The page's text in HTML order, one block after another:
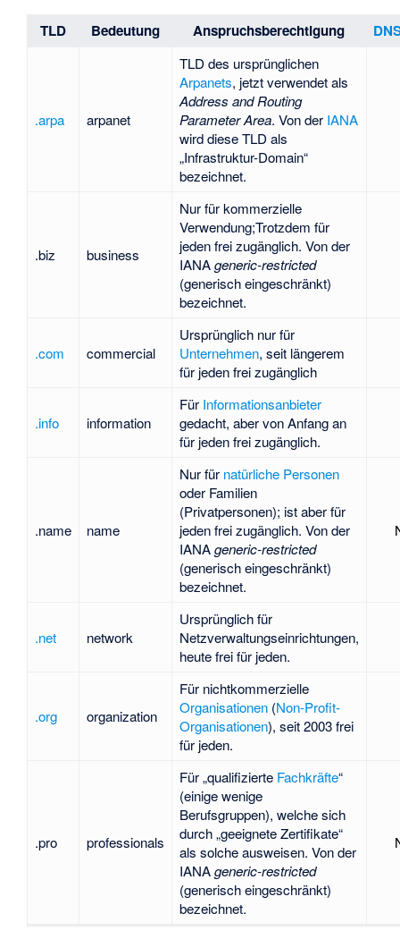
TLD Bedeutung Anspruchsberechtigung
.arpa arpanet
TLD des ursprünglichen
Arpanets, jetzt verwendet als
Address and Routing
Parameter Area. Von der IANA
wird diese TLD als
„Infrastruktur-Domain“
bezeichnet.
.biz business
Nur für kommerzielle
Verwendung;Trotzdem für
jeden frei zugänglich. Von der
IANAgeneric-restricted
(generisch eingeschränkt)
bezeichnet.
.com commercial
Ursprünglich nur für
Unternehmen, seit längerem
für jeden frei zugänglich
.info information
Für Informationsanbieter
gedacht, aber von Anfang an
für jeden frei zugänglich.
.name name
Nur für natürliche Personen
oder Familien
(Privatpersonen); ist aber für
jeden frei zugänglich. Von der
IANAgeneric-restricted
(generisch eingeschränkt)
bezeichnet.
.net network
Ursprünglich für
Netzverwaltungseinrichtungen,
heute frei für jeden.
.org organization
Für nichtkommerzielle
Organisationen(Non-Profit-
Organisationen), seit 2003 frei
für jeden.
.pro professionals
Für „qualifizierte Fachkräfte“
(einige wenige
Berufsgruppen), welche sich
durch „geeignete Zertifikate“
als solche ausweisen. Von der
IANAgeneric-restricted
(generisch eingeschränkt)
bezeichnet.